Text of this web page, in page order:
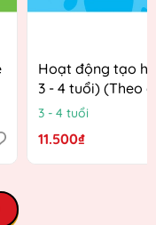
Hoạt động tạo
3 - 4 tuổi) (Theo
Chương trình
3 - 4 tuổi
11.500₫